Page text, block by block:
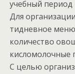
учебный
Для
тидневное
количество
кисломолочные
С целью